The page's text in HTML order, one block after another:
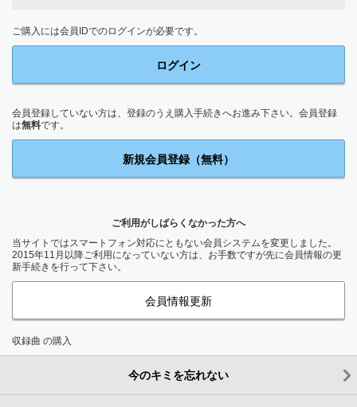
ご購入には会員IDでのログインが必要です。
ログイン
会員登録していない方は、登録のうえ購入手続きへお進み下さい。会員登録
は無料です。
新規会員登録（無料）
ご利用がしばらくなかった方へ
当サイトではスマートフォン対応にともない会員システムを変更しました。
2015年11月以降ご利用になっていない方は、お手数ですが先に会員情報の更
新手続きを行って下さい。
会員情報更新
収録曲 の購入
今のキミを忘れない